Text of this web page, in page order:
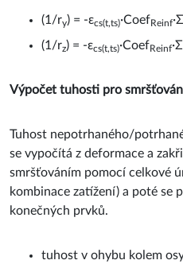
(1/ry) = -εcs(t,ts)·CoefReinf
(1/rz) = -εcs(t,ts)·CoefReinf
Výpočet tuhosti pro
Tuhost nepotrhaného/
se vypočítá z deformace a
smršťováním pomocí celkové
kombinace zatížení) a poté se
konečných prvků.
tuhost v ohybu kolem